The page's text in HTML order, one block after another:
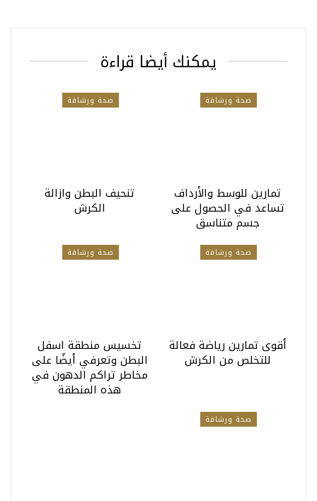
يمكنك أيضا قراءة
صحة ورشاقة
تمارين للوسط والأرداف
تساعد في الحصول على
جسم متناسق
صحة ورشاقة
تنحيف البطن وازالة
الكرش
صحة ورشاقة
أقوى تمارين رياضة فعالة
للتخلص من الكرش
صحة ورشاقة
تخسيس منطقة اسفل
البطن وتعرفي أيضًا على
مخاطر تراكم الدهون في
هذه المنطقة
صحة ورشاقة